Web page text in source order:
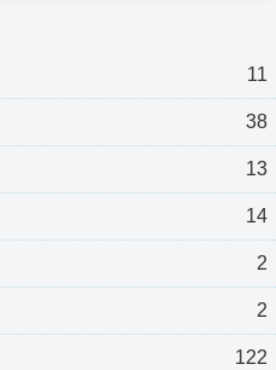
11
38
13
14
2
2
122